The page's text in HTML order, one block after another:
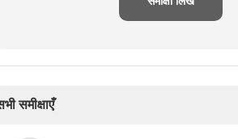
समीक्षाएँ